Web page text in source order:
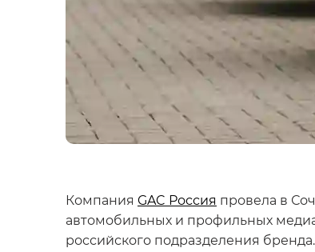
Компания GAC Россия провела в
автомобильных и профильных
российского подразделения бренда.